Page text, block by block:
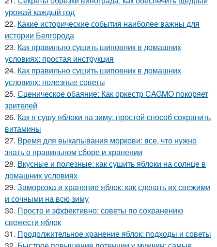
урожай каждый год
22. Какие исторические события наиболее важны для
истории Белгорода
23. Как правильно сушить шиповник в домашних
условиях: простая инструкция
24. Как правильно сушить шиповник в домашних
условиях: полезные советы
25. Сценическое обаяние: Как оркестр CAGMO покоряет
зрителей
26. Как я сушу яблоки на зиму: простой способ сохранить
витамины
27. Время для выкапывания моркови: все, что нужно
знать о правильном сборе и хранении
28. Вкусные и полезные: как сушить яблоки на солнце в
домашних условиях
29. Заморозка и хранение яблок: как сделать их свежими
и сочными на всю зиму
30. Просто и эффективно: советы по сохранению
свежести яблок
31. Продолжительное хранение яблок: подходы и советы